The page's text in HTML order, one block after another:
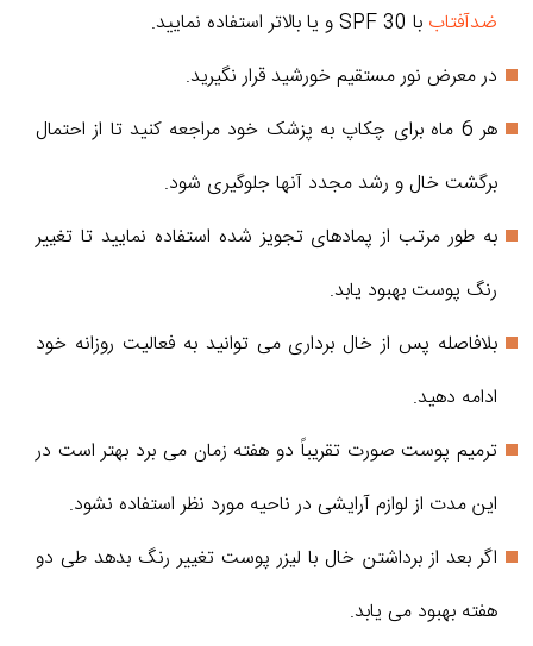
ضدآفتاب با SPF 30 و یا بالاتر استفاده نمایید.
در معرض نور مستقیم خورشید قرار نگیرید.
هر 6 ماه برای چکاپ به پزشک خود مراجعه کنید تا از احتمال
برگشت خال و رشد مجدد آنها جلوگیری شود.
به طور مرتب از پمادهای تجویز شده استفاده نمایید تا تغییر
رنگ پوست بهبود یابد.
بلافاصله پس از خال برداری می توانید به فعالیت روزانه خود
ادامه دهید.
ترمیم پوست صورت تقریباً دو هفته زمان می برد بهتر است در
این مدت از لوازم آرایشی در ناحیه مورد نظر استفاده نشود.
اگر بعد از برداشتن خال با لیزر پوست تغییر رنگ بدهد طی دو
هفته بهبود می یابد.